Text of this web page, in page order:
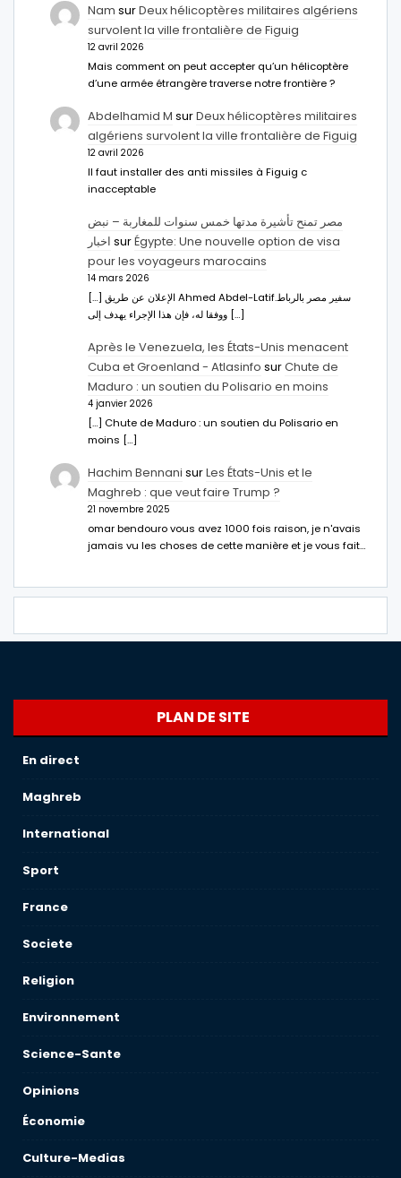
Nam surDeux hélicoptères militaires algériens
survolent la ville frontalière de Figuig
12 avril 2026
Mais comment on peut accepter qu’un hélicoptère
d’une armée étrangère traverse notre frontière ?
Abdelhamid M surDeux hélicoptères militaires
algériens survolent la ville frontalière de Figuig
12 avril 2026
Il faut installer des anti missiles à Figuig c
inacceptable
مصر تمنح تأشيرة مدتها خمس سنوات للمغاربة – نبض
اخبار surÉgypte: Une nouvelle option de visa
pour les voyageurs marocains
14 mars 2026
[…] الإعلان عن طريق Ahmed Abdel-Latifسفير مصر بالرباط.
ووفقا له، فإن هذا الإجراء يهدف إلى […]
Après le Venezuela, les États-Unis menacent
Cuba et Groenland - Atlasinfo surChute de
Maduro : un soutien du Polisario en moins
4 janvier 2026
[…] Chute de Maduro : un soutien du Polisario en
moins […]
Hachim Bennani surLes États-Unis et le
Maghreb : que veut faire Trump ?
21 novembre 2025
omar bendouro vous avez 1000 fois raison, je n'avais
jamais vu les choses de cette manière et je vous fait…
PLAN DE SITE
En direct
Maghreb
International
Sport
France
Societe
Religion
Environnement
Science-Sante
Opinions
Économie
Culture-Medias